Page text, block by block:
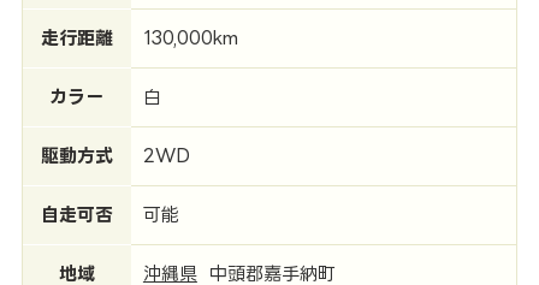
走行距離 130,000km
カラー 白
駆動方式 2WD
自走可否 可能
地域 沖縄県 中頭郡嘉手納町